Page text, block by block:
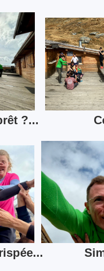
prêt ?...
crispée...